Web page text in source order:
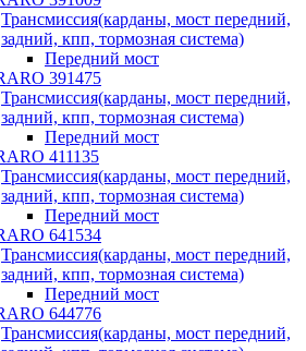
Трансмиссия(карданы, мост передний,
задний, кпп, тормозная система)
Передний мост
391475
Трансмиссия(карданы, мост передний,
задний, кпп, тормозная система)
Передний мост
411135
Трансмиссия(карданы, мост передний,
задний, кпп, тормозная система)
Передний мост
641534
Трансмиссия(карданы, мост передний,
задний, кпп, тормозная система)
Передний мост
644776
Трансмиссия(карданы, мост передний,